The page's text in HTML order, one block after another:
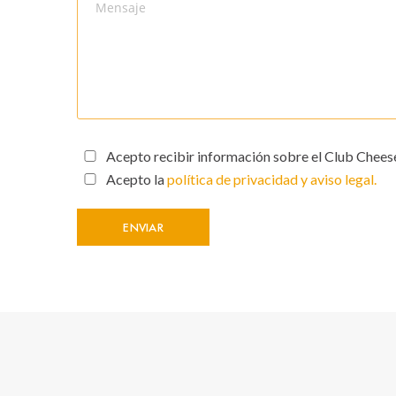
Acepto recibir información sobre el Club
Acepto lapolítica de privacidad y aviso legal.